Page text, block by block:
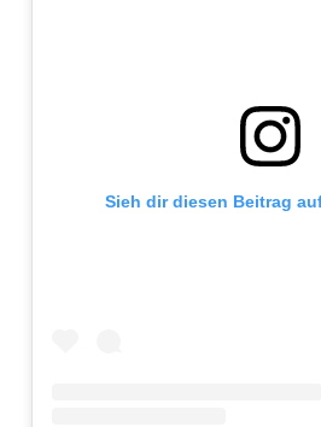
Sieh dir diesen Beitrag